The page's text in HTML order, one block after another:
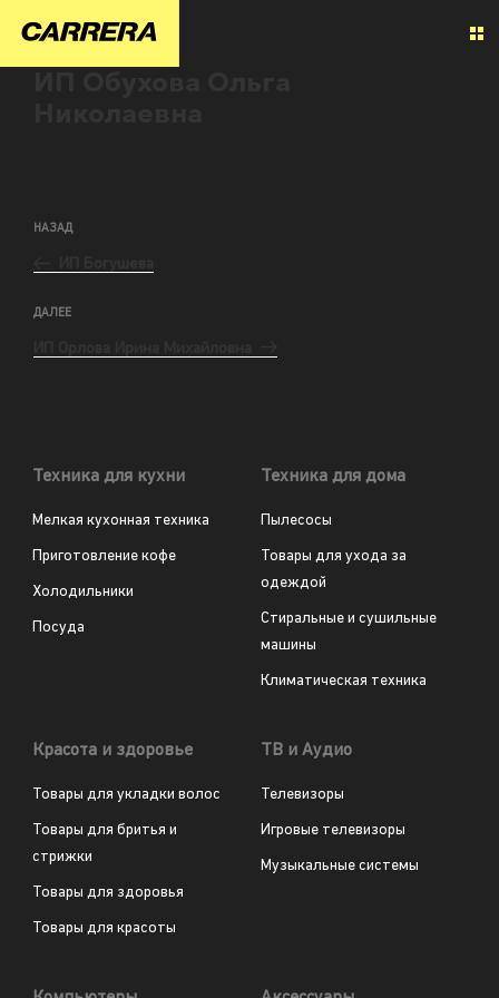
НАЗАД
ДАЛЕЕ
Техника для кухни
Мелкая кухонная техника
Приготовление кофе
Холодильники
Посуда
Техника для дома
Пылесосы
Товары для ухода за
одеждой
Стиральные и сушильные
машины
Климатическая техника
Красота и здоровье
Товары для укладки волос
Товары для бритья и
стрижки
Товары для здоровья
Товары для красоты
ТВ и Аудио
Телевизоры
Игровые телевизоры
Музыкальные системы